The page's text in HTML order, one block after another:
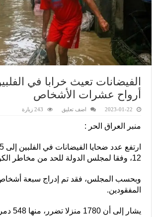
الفيضانات تعيث خرابا في
أرواح عشرات الأشخاص
2023-01-22 اضف تعليق 243 زيارة
منبر العراق الحر :
12، وفقا لمجلس الدولة للحد من مخاطر الكوارث.
وبحسب المجلس، فقد تم إدراج سبعة
المفقودين.
يشار إلى